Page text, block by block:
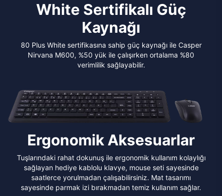
White Sertifikalı Güç
Kaynağı
80 Plus White sertifikasına sahip güç kaynağı ile Casper
Nirvana M600, %50 yük ile çalışırken ortalama %80
verimlilik sağlayabilir.
Ergonomik Aksesuarlar
Tuşlarındaki rahat dokunuş ile ergonomik kullanım kolaylığı
sağlayan hediye kablolu klavye, mouse seti sayesinde
saatlerce yorulmadan çalışabilirsiniz. Mat tasarımı
sayesinde parmak izi bırakmadan temiz kullanım sağlar.